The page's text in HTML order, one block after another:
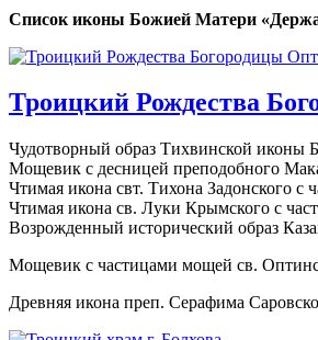
Список иконы Божией Матери
Троицкий Рождества
Чудотворный образ Тихвинской иконы
Мощевик с десницей преподобного
Чтимая икона свт. Тихона Задонского с
Чтимая икона св. Луки Крымского с
Возрожденный исторический образ
Мощевик с частицами мощей св.
Древняя икона преп. Серафима